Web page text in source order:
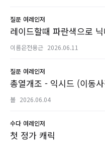
질문 여레인저
레이드할때 파란색으로
이름은전용근 2026.06.11
질문 여레인저
총열개조 - 익시드 (이동
뵬 2026.06.04
수다 여레인저
첫 정가 캐릭